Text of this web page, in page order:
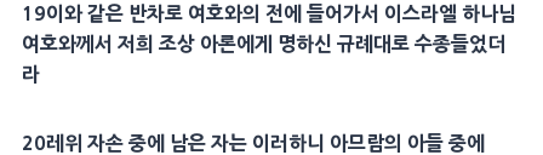
19이와 같은 반차로 여호와의 전에 들어가서 이스라엘 하나님
여호와께서 저희 조상 아론에게 명하신 규례 대로 수종들었더
라
20레위 자손 중에 남은 자는 이러하니 아므람의 아들 중에